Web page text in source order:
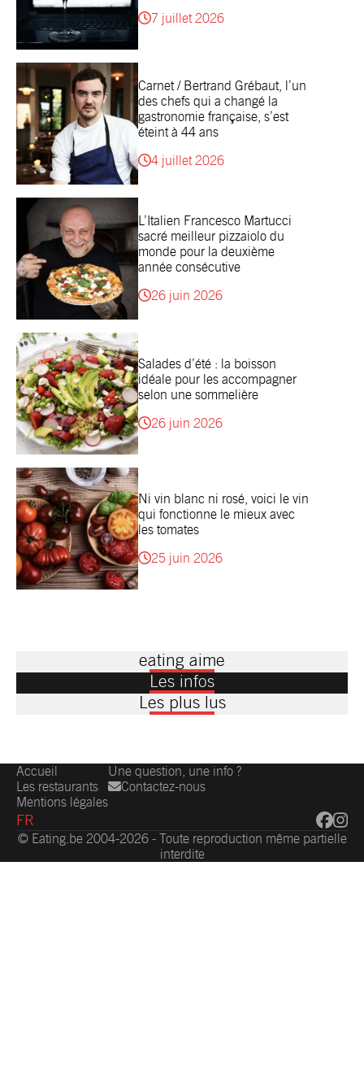
7 juillet 2026
Carnet / Bertrand Grébaut, l’un
des chefs qui a changé la
gastronomie française, s’est
éteint à 44 ans
4 juillet 2026
L’Italien Francesco Martucci
sacré meilleur pizzaiolo du
monde pour la deuxième
année consécutive
26 juin 2026
Salades d’été : la boisson
idéale pour les accompagner
selon une sommelière
26 juin 2026
Ni vin blanc ni rosé, voici le vin
qui fonctionne le mieux avec
les tomates
25 juin 2026
eating aime
Les infos
Les plus lus
Accueil
Les restaurants
Mentions légales
Une question, une info ?
Contactez-nous
FR
© Eating.be 2004-2026 - Toute reproduction même partielle
interdite